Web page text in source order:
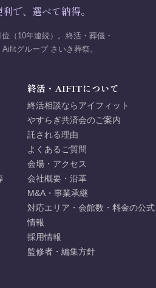
で、選べて納得。
（10年連続）。終活・葬儀・
グループ さいき葬祭。
終活・AIFITについて
終活相談ならアイフィット
やすらぎ共済会のご案内
託される理由
よくあるご質問
会場・アクセス
会社概要・沿革
M&A・事業承継
対応エリア・会館数・料金の公式
情報
採用情報
監修者・編集方針